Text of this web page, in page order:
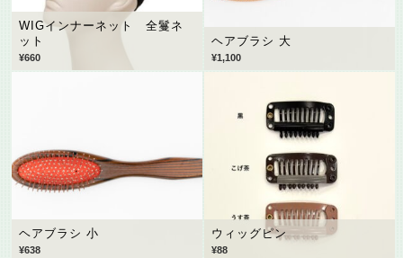
WIGインナーネット 全鬘ネ
ット
¥660
ヘアブラシ 大
¥1,100
ヘアブラシ 小
¥638
ウィッグピン
¥88